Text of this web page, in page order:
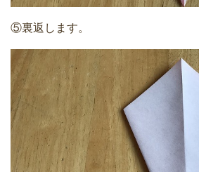
⑤裏返します。